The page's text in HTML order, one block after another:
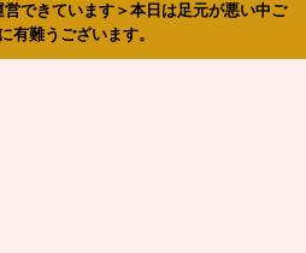
できています＞本日は足元が悪い中ご
有難うございます。